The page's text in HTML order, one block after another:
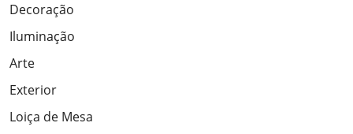
Decoração
Iluminação
Arte
Exterior
Loiça de Mesa